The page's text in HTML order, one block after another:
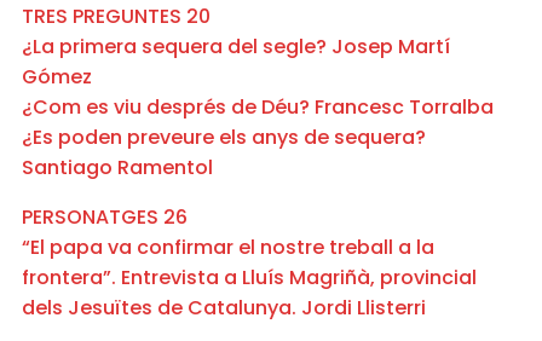
TRES PREGUNTES 20
¿La primera sequera del segle? Josep Martí
Gómez
¿Com es viu després de Déu? Francesc Torralba
¿Es poden preveure els anys de sequera?
Santiago Ramentol
PERSONATGES 26
“El papa va confirmar el nostre treball a la
frontera”. Entrevista a Lluís Magriñà, provincial
dels Jesuïtes de Catalunya. Jordi Llisterri